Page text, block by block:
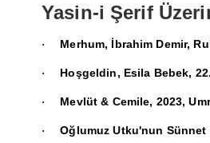
Yasin-i Şerif
· Merhum, İbrahim Demir,
· Hoşgeldin, Esila Bebek,
· Mevlüt & Cemile, 2023,
· Oğlumuz Utku'nun Sünnet